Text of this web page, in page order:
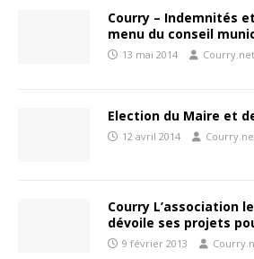
Courry – Indemnités
menu du conseil
13 mai 2014 Courry.net
Election du Maire et
12 avril 2014
Courry L’association
dévoile ses projets
9 février 2013